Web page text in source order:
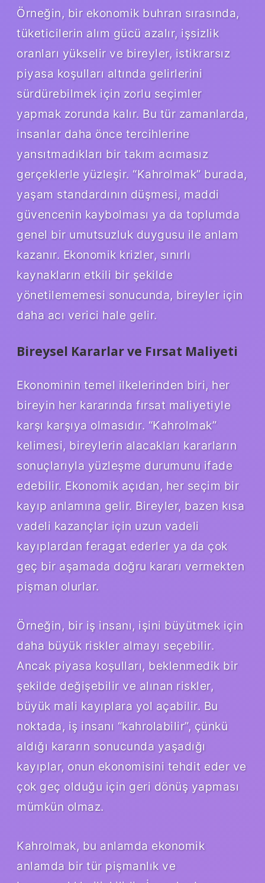
Örneğin, bir ekonomik buhran sırasında,
tüketicilerin alım gücü azalır, işsizlik
oranları yükselir ve bireyler, istikrarsız
piyasa koşulları altında gelirlerini
sürdürebilmek için zorlu seçimler
yapmak zorunda kalır. Bu tür zamanlarda,
insanlar daha önce tercihlerine
yansıtmadıkları bir takım acımasız
gerçeklerle yüzleşir. “Kahrolmak” burada,
yaşam standardının düşmesi, maddi
güvencenin kaybolması ya da toplumda
genel bir umutsuzluk duygusu ile anlam
kazanır. Ekonomik krizler, sınırlı
kaynakların etkili bir şekilde
yönetilememesi sonucunda, bireyler için
daha acı verici hale gelir.
Bireysel Kararlar ve Fırsat Maliyeti
Ekonominin temel ilkelerinden biri, her
bireyin her kararında fırsat maliyetiyle
karşı karşıya olmasıdır. “Kahrolmak”
kelimesi, bireylerin alacakları kararların
sonuçlarıyla yüzleşme durumunu ifade
edebilir. Ekonomik açıdan, her seçim bir
kayıp anlamına gelir. Bireyler, bazen kısa
vadeli kazançlar için uzun vadeli
kayıplardan feragat ederler ya da çok
geç bir aşamada doğru kararı vermekten
pişman olurlar.
Örneğin, bir iş insanı, işini büyütmek için
daha büyük riskler almayı seçebilir.
Ancak piyasa koşulları, beklenmedik bir
şekilde değişebilir ve alınan riskler,
büyük mali kayıplara yol açabilir. Bu
noktada, iş insanı “kahrolabilir”, çünkü
aldığı kararın sonucunda yaşadığı
kayıplar, onun ekonomisini tehdit eder ve
çok geç olduğu için geri dönüş yapması
mümkün olmaz.
Kahrolmak, bu anlamda ekonomik
anlamda bir tür pişmanlık ve